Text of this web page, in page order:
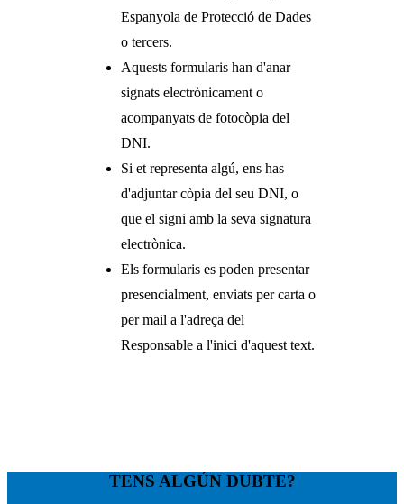
Espanyola de Protecció de Dades
o tercers.
Aquests formularis han d'anar
signats electrònicament o
acompanyats de fotocòpia del
DNI.
Si et representa algú, ens has
d'adjuntar còpia del seu DNI, o
que el signi amb la seva signatura
electrònica.
Els formularis es poden presentar
presencialment, enviats per carta o
per mail a l'adreça del
Responsable a l'inici d'aquest text.
TENS ALGÚN DUBTE?